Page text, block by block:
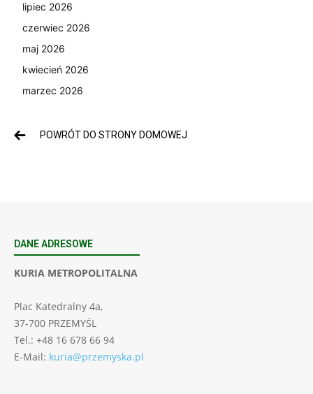
lipiec 2026
czerwiec 2026
maj 2026
kwiecień 2026
marzec 2026
POWRÓT DO STRONY DOMOWEJ
DANE ADRESOWE
KURIA METROPOLITALNA
Plac Katedralny 4a,
37-700 PRZEMYŚL
Tel.: +48 16 678 66 94
E-Mail: kuria@przemyska.pl